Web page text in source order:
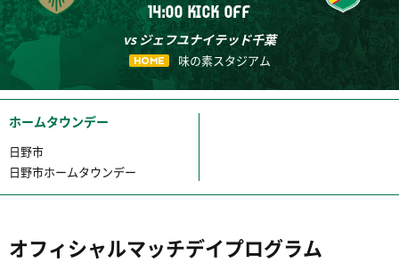
14:00 KICK OFF
vs ジェフユナイテッド千葉
HOME 味の素スタジアム
ホームタウンデー
日野市
日野市ホームタウンデー
オフィシャルマッチデイプログラム